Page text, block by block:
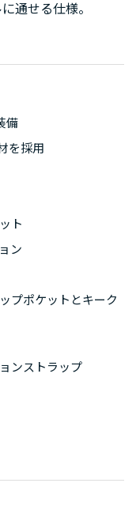
通せる仕様。
備
を採用
ト
ン
プポケットとキーク
ンストラップ